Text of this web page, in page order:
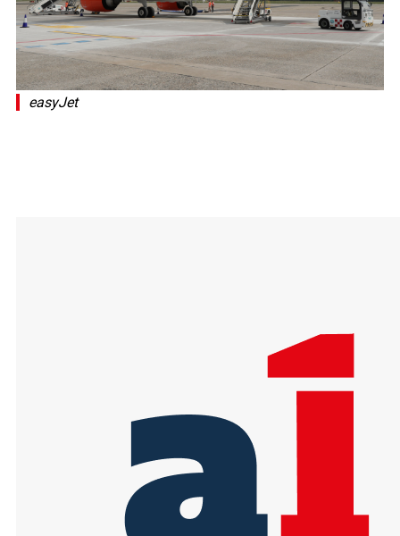
easyJet